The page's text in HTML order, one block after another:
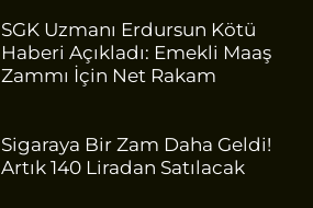
SGK Uzmanı Erdursun Kötü
Haberi Açıkladı: Emekli Maaş
Zammı İçin Net Rakam
Sigaraya Bir Zam Daha Geldi!
Artık 140 Liradan Satılacak